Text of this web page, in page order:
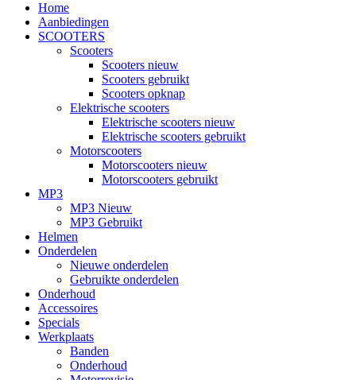
Home
Aanbiedingen
SCOOTERS
Scooters
Scooters nieuw
Scooters gebruikt
Scooters opknap
Elektrische scooters
Elektrische scooters nieuw
Elektrische scooters gebruikt
Motorscooters
Motorscooters nieuw
Motorscooters gebruikt
MP3
MP3 Nieuw
MP3 Gebruikt
Helmen
Onderdelen
Nieuwe onderdelen
Gebruikte onderdelen
Onderhoud
Accessoires
Specials
Werkplaats
Banden
Onderhoud